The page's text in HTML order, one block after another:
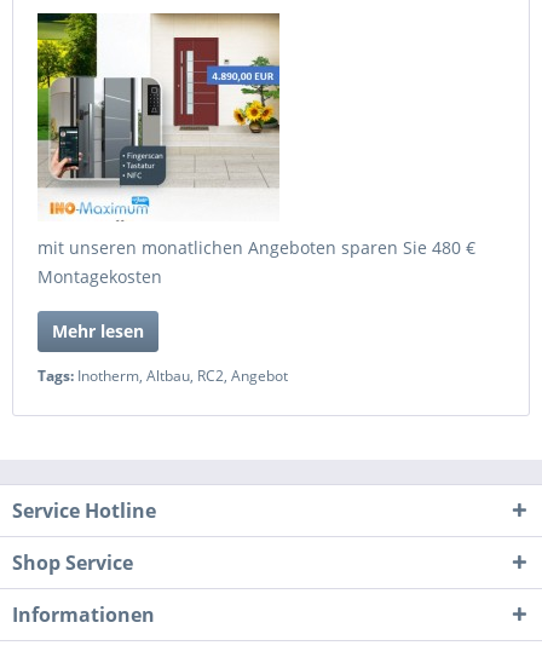
mit unseren monatlichen Angeboten sparen Sie 480 €
Montagekosten
Mehr lesen
Tags: Inotherm, Altbau, RC2, Angebot
Service Hotline
Shop Service
Informationen